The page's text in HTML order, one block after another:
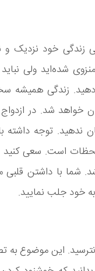
زندگی خود نزدیک و
شده‌اید ولی
دهید. زندگی همیشه
خواهد شد. در ازدواج
ندهید. توجه داشته
است. سعی کنید
شما با داشتن قلبی
خود جلب نمایید.
نترسید. این موضوع به